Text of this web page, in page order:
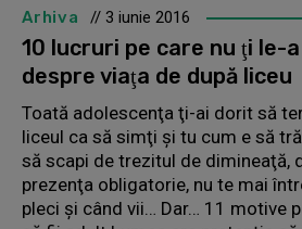
Arhiva // 3 iunie 2016
10 lucruri pe care nu ţi le-
despre viaţa de după liceu
Toată adolescenţa ţi-ai dorit să
liceul ca să simţi şi tu cum e să
să scapi de trezitul de dimineaţă,
prezenţa obligatorie, nu te mai
pleci şi când vii… Dar… 11 motive